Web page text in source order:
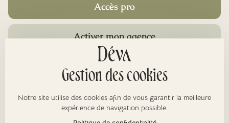
Accès pro
Activer mon agence
Gestion des cookies
Notre site utilise des cookies afin de vous garantir la meilleure
expérience de navigation possible.